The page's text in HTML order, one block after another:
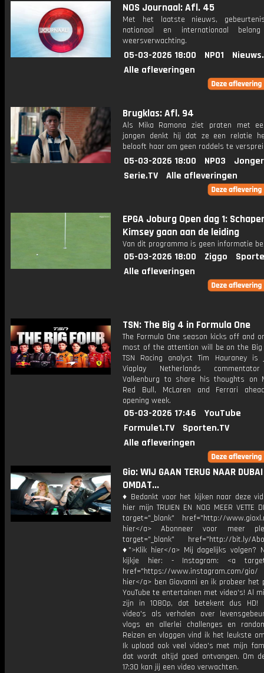
NOS Journaal: Afl. 45
Met het laatste nieuws,
nationaal en internationaal
weersverwachting.
05-03-2026 18:00 NPO1
Alle afleveringen
Brugklas: Afl. 94
Als Mika Ramona ziet praten met
jongen denkt hij dat ze een relatie
belooft haar om geen roddels te
05-03-2026 18:00 NPO3
Serie.TV
Alle afleveringen
EPGA Joburg Open dag 1:
Kimsey gaan aan de leiding
Van dit programma is geen informatie
05-03-2026 18:00 Ziggo
Alle afleveringen
TSN: The Big 4 in Formula One
The Formula One season kicks off and
most of the attention will be on the
TSN Racing analyst Tim Hauraney is
Viaplay Netherlands
Valkenburg to share his thoughts on
Red Bull, McLaren and Ferrari
opening week.
05-03-2026 17:46
YouTube
Formule1.TV
Sporten.TV
Alle afleveringen
Gio: WIJ GAAN TERUG NAAR DUBAI
OMDAT...
♦ Bedankt voor het kijken naar deze
hier mijn TRUIEN EN NOG MEER VETTE
target="_blank" href="http://
hier</a> Abonneer voor meer
target="_blank" href="http://bit.ly/
♦">Klik hier</a> Mij dagelijks volgen?
kijkje hier: - Instagram: <a
href="https://www.instagram.com/
hier</a> ben Giovanni en ik probeer het
YouTube te entertainen met video's! Al
zijn in 1080p, dat betekent dus HD!
video's als verhalen over
vlogs en allerlei challenges en
Reizen en vloggen vind ik het leukste
Ik upload ook veel video's met mijn
dat wordt altijd goed ontvangen. Om
17:30 kan jij een video verwachten.